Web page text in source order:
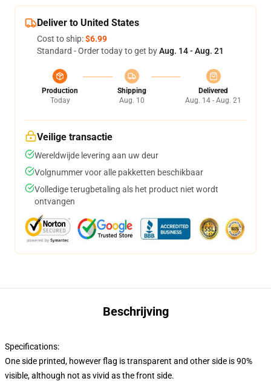
Deliver to United States
Cost to ship:$6.99
Standard - Order today to get byAug. 14 - Aug. 21
Production
Today
Shipping
Aug. 10
Delivered
Aug. 14 - Aug. 21
Veilige transactie
Wereldwijde levering aan uw deur
Volgnummer voor alle pakketten beschikbaar
Volledige terugbetaling als het product niet wordt
ontvangen
Beschrijving
Specifications:
One side printed, however flag is transparent and other side is 90%
visible, although not as vivid as the front side.